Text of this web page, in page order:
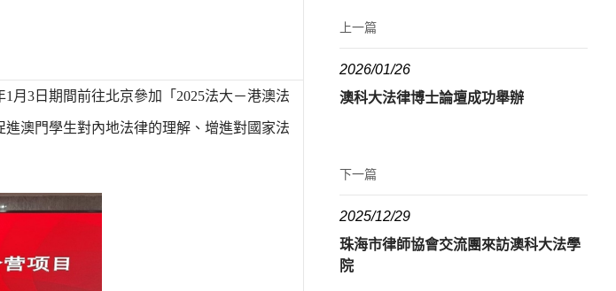
月3日期間前往北京參加「2025法大－港澳法
澳門學生對內地法律的理解、增進對國家法
上一篇
2026/01/26
澳科大法律博士論壇成功舉辦
下一篇
2025/12/29
珠海市律師協會交流團來訪澳科大法學
院